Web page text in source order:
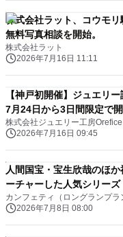
株式会社ラット、コウモ
無料写真相談を開始。
株式会社ラット
2026年7月16日 11:11
【神戸初開催】ジュエリ
7月24日から3日間限定で
株式会社ジュエリー工房Orefice
2026年7月16日 09:45
人間国宝・宝生欣哉のほ
ーチャーした人気シリー
カンフェティ（ロングランプラ
2026年7月8日 08:00